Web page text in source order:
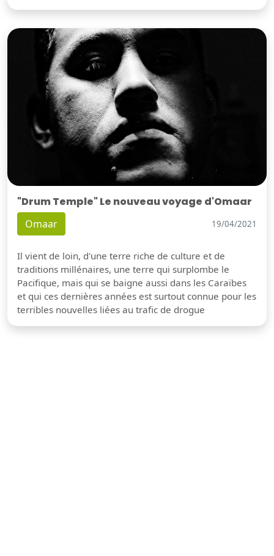
"Drum Temple" Le nouveau voyage d'Omaar
Omaar 19/04/2021
Il vient de loin, d'une terre riche de culture et de
traditions millénaires, une terre qui surplombe le
Pacifique, mais qui se baigne aussi dans les Caraïbes
et qui ces dernières années est surtout connue pour les
terribles nouvelles liées au trafic de drogue